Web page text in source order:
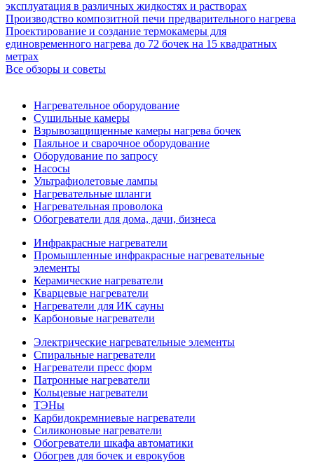
эксплуатация в различных жидкостях и растворах
Производство композитной печи предварительного нагрева
Проектирование и создание термокамеры для
единовременного нагрева до 72 бочек на 15 квадратных
метрах
Все обзоры и советы
Нагревательное оборудование
Сушильные камеры
Взрывозащищенные камеры нагрева бочек
Паяльное и сварочное оборудование
Оборудование по запросу
Насосы
Ультрафиолетовые лампы
Нагревательные шланги
Нагревательная проволока
Обогреватели для дома, дачи, бизнеса
Инфракрасные нагреватели
Промышленные инфракрасные нагревательные
элементы
Керамические нагреватели
Кварцевые нагреватели
Нагреватели для ИК сауны
Карбоновые нагреватели
Электрические нагревательные элементы
Спиральные нагреватели
Нагреватели пресс форм
Патронные нагреватели
Кольцевые нагреватели
ТЭНы
Карбидокремниевые нагреватели
Силиконовые нагреватели
Обогреватели шкафа автоматики
Обогрев для бочек и еврокубов